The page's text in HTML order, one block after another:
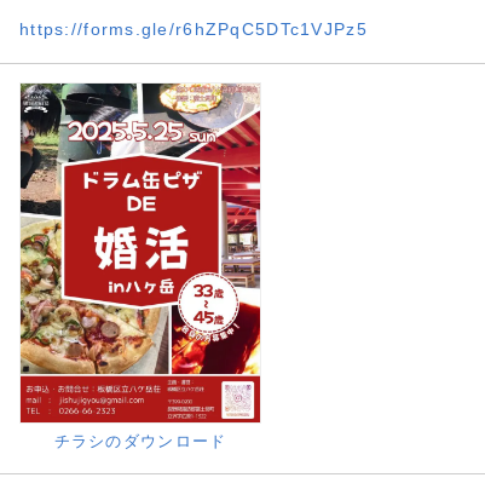
https://forms.gle/r6hZPqC5DTc1VJPz5
チラシのダウンロード